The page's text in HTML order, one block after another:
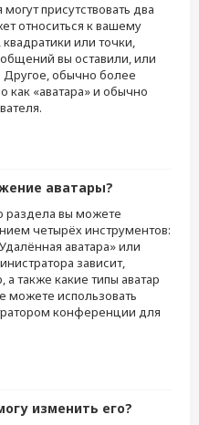
присутствовать два
относиться к вашему
или точки,
вы оставили, или
Другое, обычно более
как «аватара» и обычно
аватары?
раздела вы можете
четырёх инструментов:
аватара» или
зависит,
также какие типы аватар
можете использовать
конференции для
изменить его?